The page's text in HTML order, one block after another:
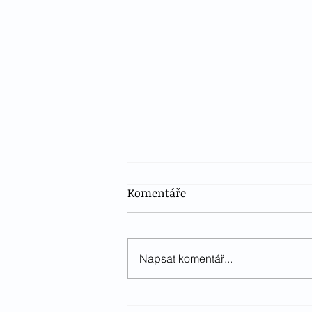
Komentáře
Napsat komentář...